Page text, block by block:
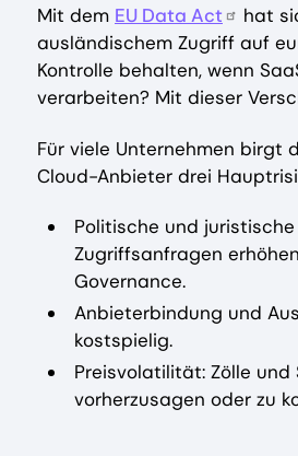
Mit dem EU Data Act
hat
ausländischem Zugriff auf
Kontrolle behalten, wenn
verarbeiten? Mit dieser
Für viele Unternehmen birgt
Cloud-Anbieter drei
Politische und
Zugriffsanfragen
Governance.
Anbieterbindung und
kostspielig.
Preisvolatilität: Zölle
vorherzusagen oder zu